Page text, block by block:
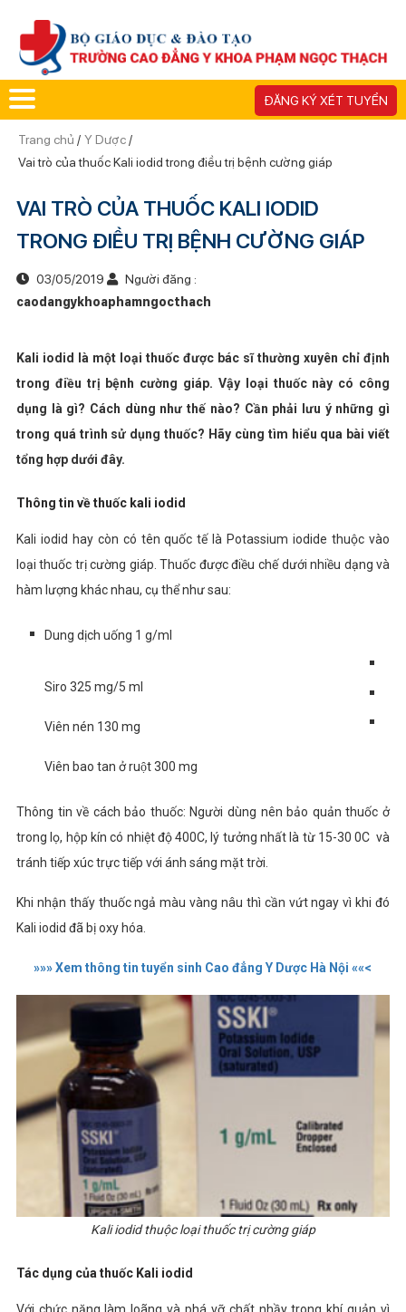
ĐĂNG KÝ XÉT TUYỂN
Trang chủ / Y Dược/
Vai trò của thuốc Kali iodid trong điều trị bệnh cường giáp
VAI TRÒ CỦA THUỐC KALI IODID
TRONG ĐIỀU TRỊ BỆNH CƯỜNG GIÁP
03/05/2019
Người đăng :
caodangykhoaphamngocthach
Kali iodid là một loại thuốc được bác sĩ thường xuyên chỉ định
trong điều trị bệnh cường giáp. Vậy loại thuốc này có công
dụng là gì? Cách dùng như thế nào? Cần phải lưu ý những gì
trong quá trình sử dụng thuốc? Hãy cùng tìm hiểu qua bài viết
tổng hợp dưới đây.
Thông tin về thuốc kali iodid
Kali iodid hay còn có tên quốc tế là Potassium iodide thuộc vào
loại thuốc trị cường giáp. Thuốc được điều chế dưới nhiều dạng và
hàm lượng khác nhau, cụ thể như sau:
Dung dịch uống 1 g/ml
Siro 325 mg/5 ml
Viên nén 130 mg
Viên bao tan ở ruột 300 mg
Thông tin về cách bảo thuốc: Người dùng nên bảo quản thuốc ở
trong lọ, hộp kín có nhiệt độ 400C, lý tưởng nhất là từ 15-300C và
tránh tiếp xúc trực tiếp với ánh sáng mặt trời.
Khi nhận thấy thuốc ngả màu vàng nâu thì cần vứt ngay vì khi đó
Kali iodid đã bị oxy hóa.
»»» Xem thông tin tuyển sinh Cao đẳng Y Dược Hà Nội ««<
Kali iodid thuộc loại thuốc trị cường giáp
Tác dụng của thuốc Kali iodid